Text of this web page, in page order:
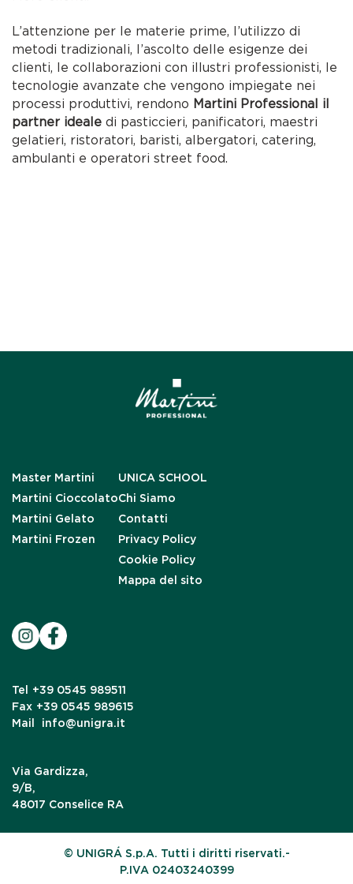
L’attenzione per le materie prime, l’utilizzo di
metodi tradizionali, l’ascolto delle esigenze dei
clienti, le collaborazioni con illustri professionisti, le
tecnologie avanzate che vengono impiegate nei
processi produttivi, rendono Martini Professional il
partner ideale di pasticcieri, panificatori, maestri
gelatieri, ristoratori, baristi, albergatori, catering,
ambulanti e operatori street food.
Master Martini
Martini Cioccolato
Martini Gelato
Martini Frozen
UNICA SCHOOL
Chi Siamo
Contatti
Privacy Policy
Cookie Policy
Mappa del sito
Tel
+39 0545 989511
Fax +39 0545 989615
Mail
info@unigra.it
Via Gardizza,
9/B,
48017 Conselice RA
© UNIGRÁ S.p.A. Tutti i diritti riservati.-
P.IVA 02403240399